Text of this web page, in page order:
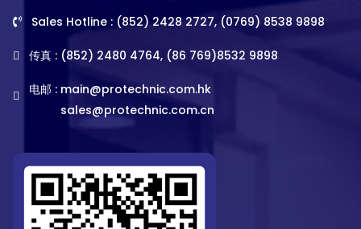
Sales Hotline : (852) 2428 2727, (0769) 8538 9898
传真 : (852) 2480 4764, (86 769)8532 9898
电邮 : main@protechnic.com.hk
sales@protechnic.com.cn